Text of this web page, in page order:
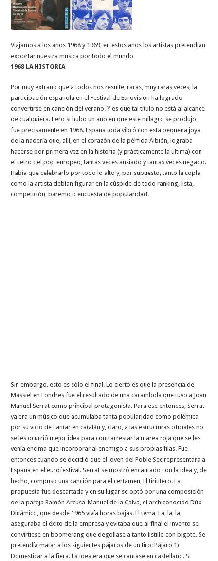
Viajamos a los años 1968 y 1969, en estos años los artistas pretendian
exportar nuestra musica por todo el mundo
1968 LA HISTORIA
Por muy extraño que a todos nos resulte, raras, muy raras veces, la
participación española en el Festival de Eurovisión ha logrado
convertirse en canción del verano. Y es que tal título no está al alcance
de cualquiera. Pero si hubo un año en que este milagro se produjo,
fue precisamente en 1968. España toda vibró con esta pequeña joya
de la nadería que, allí, en el corazón de la pérfida Albión, lograba
hacerse por primera vez en la historia (y prácticamente la última) con
el cetro del pop europeo, tantas veces ansiado y tantas veces negado.
Había que celebrarlo por todo lo alto y, por supuesto, tanto la copla
como la artista debían figurar en la cúspide de todo ranking, lista,
competición, baremo o encuesta de popularidad.
Sin embargo, esto es sólo el final. Lo cierto es que la presencia de
Massiel en Londres fue el resultado de una carambola que tuvo a Joan
Manuel Serrat como principal protagonista. Para ese entonces, Serrat
ya era un músico que acumulaba tanta popularidad como polémica
por su vicio de cantar en catalán y, claro, a las estructuras oficiales no
se les ocurrió mejor idea para contrarrestar la marea roja que se les
venía encima que incorporar al enemigo a sus propias filas. Fue
entonces cuando se decidió que el joven del Poble Sec representara a
España en el eurofestival. Serrat se mostró encantado con la idea y, de
hecho, compuso una canción para el certamen, El tirititero. La
propuesta fue descartada y en su lugar se optó por una composición
de la pareja Ramón Arcusa-Manuel de la Calva, el archiconocido Dúo
Dinámico, que desde 1965 vivía horas bajas. El tema, La, la, la,
aseguraba el éxito de la empresa y evitaba que al final el invento se
convirtiese en boomerang que degollase a tanto listillo con bigote. Se
pretendía matar a los siguientes pájaros de un tiro: Pájaro 1)
Domesticar a la fiera. La idea era que se cantase en castellano. Si